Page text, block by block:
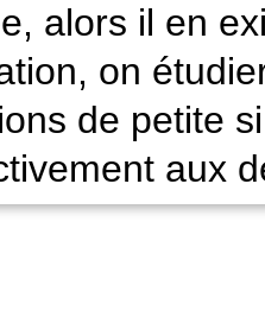
alors il en
on
de petite
aux